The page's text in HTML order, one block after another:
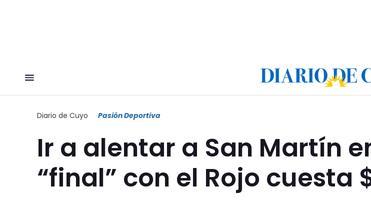
Diario de Cuyo Pasión Deportiva
Ir a alentar a San Martín
“final” con el Rojo cuesta